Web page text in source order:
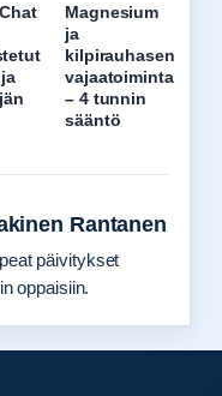
Magnesium
ja
kilpirauhasen
vajaatoiminta
– 4 tunnin
sääntö
Rantanen
päivitykset
oppaisiin.